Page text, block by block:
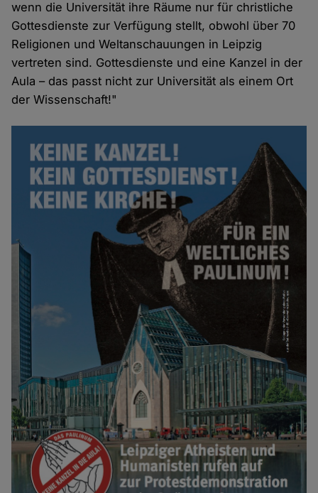
wenn die Universität ihre Räume nur für christliche
Gottesdienste zur Verfügung stellt, obwohl über 70
Religionen und Weltanschauungen in Leipzig
vertreten sind. Gottesdienste und eine Kanzel in der
Aula – das passt nicht zur Universität als einem Ort
der Wissenschaft!"